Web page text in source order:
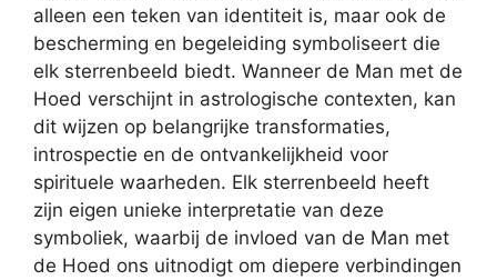
alleen een teken van identiteit is, maar ook de
bescherming en begeleiding symboliseert die
elk sterrenbeeld biedt. Wanneer de Man met de
Hoed verschijnt in astrologische contexten, kan
dit wijzen op belangrijke transformaties,
introspectie en de ontvankelijkheid voor
spirituele waarheden. Elk sterrenbeeld heeft
zijn eigen unieke interpretatie van deze
symboliek, waarbij de invloed van de Man met
de Hoed ons uitnodigt om diepere verbindingen